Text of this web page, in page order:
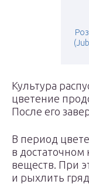
Культура
цветение
После его
В период
в достаточном
веществ. При
и рыхлить